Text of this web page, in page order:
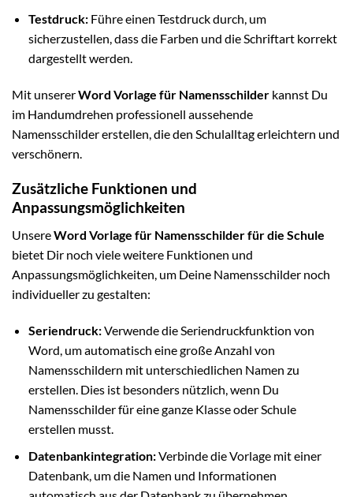
Testdruck:Führe einen Testdruck durch, um
sicherzustellen, dass die Farben und die Schriftart korrekt
dargestellt werden.
Mit unsererWord Vorlage für Namensschilder kannst Du
im Handumdrehen professionell aussehende
Namensschilder erstellen, die den Schulalltag erleichtern und
verschönern.
Zusätzliche Funktionen und
Anpassungsmöglichkeiten
UnsereWord Vorlage für Namensschilder für die Schule
bietet Dir noch viele weitere Funktionen und
Anpassungsmöglichkeiten, um Deine Namensschilder noch
individueller zu gestalten:
Seriendruck:Verwende die Seriendruckfunktion von
Word, um automatisch eine große Anzahl von
Namensschildern mit unterschiedlichen Namen zu
erstellen. Dies ist besonders nützlich, wenn Du
Namensschilder für eine ganze Klasse oder Schule
erstellen musst.
Datenbankintegration:Verbinde die Vorlage mit einer
Datenbank, um die Namen und Informationen